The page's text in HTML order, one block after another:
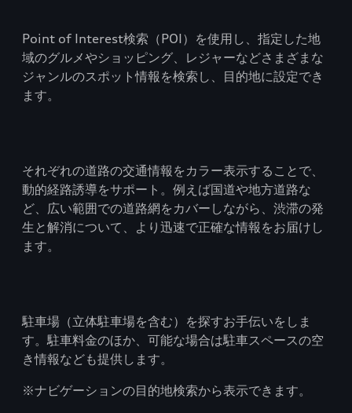
Point of Interest検索（POI）を使用し、指定した地
域のグルメやショッピング、レジャーなどさまざまな
ジャンルのスポット情報を検索し、目的地に設定でき
ます。
それぞれの道路の交通情報をカラー表示することで、
動的経路誘導をサポート。例えば国道や地方道路な
ど、広い範囲での道路網をカバーしながら、渋滞の発
生と解消について、より迅速で正確な情報をお届けし
ます。
駐車場（立体駐車場を含む）を探すお手伝いをしま
す。駐車料金のほか、可能な場合は駐車スペースの空
き情報なども提供します。
※ナビゲーションの目的地検索から表示できます。